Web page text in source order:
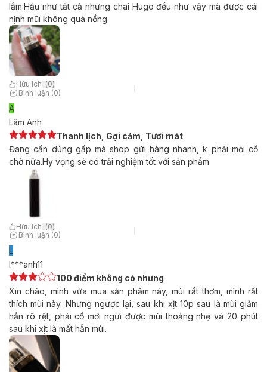
lắm.Hầu như tất cả những chai Hugo đều như vậy mà được cái
nịnh mũi không quá nồng
Hữu ích (0)
Bình luận (0)
A
Lâm Anh
Thanh lịch, Gợi cảm, Tươi mát
Đang cần dùng gấp mà shop gửi hàng nhanh, k phải mỏi cổ
chờ nữa.Hy vọng sẽ có trải nghiệm tốt với sản phẩm
Hữu ích (0)
Bình luận (0)
L
l***anh11
100 điểm không có nhưng
Xin chào, mình vừa mua sản phẩm này, mùi rất thơm, mình rất
thích mùi này. Nhưng ngược lại, sau khi xịt 10p sau là mùi giảm
hẳn rõ rệt, phải cố mới ngửi được mùi thoảng nhẹ và 20 phút
sau khi xịt là mất hẳn mùi.